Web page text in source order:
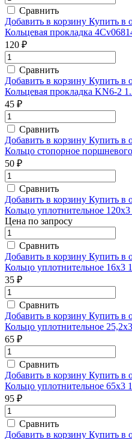
Сравнить
Добавить в корзину Купить в
Кольцевая прокладка
120 ₽
Сравнить
Добавить в корзину Купить в
Кольцевая прокладка KN6-2
45 ₽
Сравнить
Добавить в корзину Купить в
Кольцо стопорное
50 ₽
Сравнить
Добавить в корзину Купить в
Кольцо уплотнительное
Цена по запросу
Сравнить
Добавить в корзину Купить в
Кольцо уплотнительное 16х3
35 ₽
Сравнить
Добавить в корзину Купить в
Кольцо уплотнительное
65 ₽
Сравнить
Добавить в корзину Купить в
Кольцо уплотнительное 65х3
95 ₽
Сравнить
Добавить в корзину Купить в